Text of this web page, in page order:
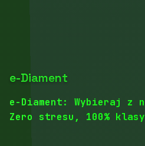
e-Diament
e-Diament: Wybieraj z
Zero stresu, 100%